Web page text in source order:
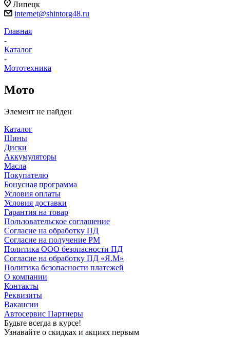
Липецк
internet@shintorg48.ru
Главная
-
Каталог
-
Мототехника
Мото
Элемент не найден
Каталог
Шины
Диски
Аккумуляторы
Масла
Покупателю
Бонусная программа
Условия оплаты
Условия доставки
Гарантия на товар
Пользовательское соглашение
Согласие на обработку ПД
Согласие на получение РМ
Политика ООО безопасности ПД
Согласие на обработку ПД «Я.М»
Политика безопасности платежей
О компании
Контакты
Реквизиты
Вакансии
Автосервис Партнеры
Будьте всегда в курсе!
Узнавайте о скидках и акциях первым